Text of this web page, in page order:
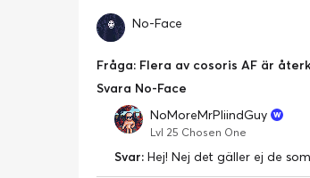
PAKETET INNEHÅLLER
Cosori Premium
Matkorg
Grillgaller med 5 spett
No-Face
Fråga: Flera av cosoris AF är
Svara No-Face
NoMoreMrPliindGuy
Lvl 25 Chosen One
Svar: Hej! Nej det gäller ej de